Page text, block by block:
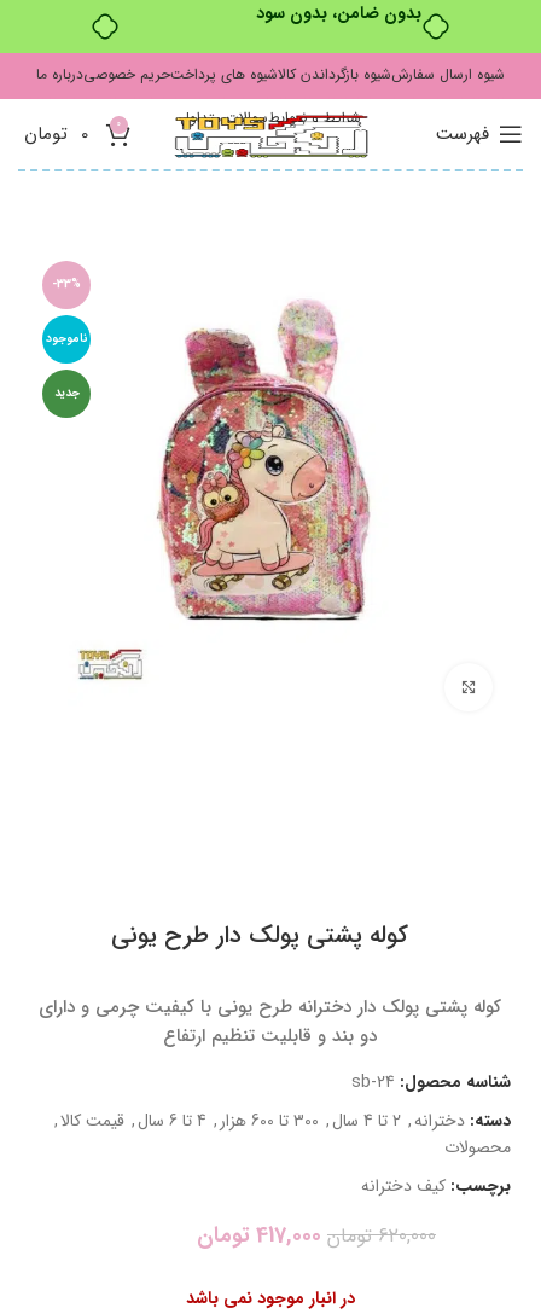
بدون ضامن، بدون سود
شیوه ارسال سفارششیوه بازگرداندن کالاشیوه های پرداختحریم خصوصیدرباره ما
شرایط و ضوابطسوالات متداول
فهرست 0
0 تومان
-33%
ناموجود
جدید
کوله پشتی پولک دار طرح یونی
کوله پشتی پولک دار دخترانه طرح یونی با کیفیت چرمی و دارای
دو بند و قابلیت تنظیم ارتفاع
شناسه محصول: sb-24
دسته: دخترانه, 2 تا 4 سال , 300 تا 600 هزار , 4 تا 6 سال , قیمت کالا,
محصولات
برچسب: کیف دخترانه
620,000 تومان 417,000 تومان
در انبار موجود نمی باشد